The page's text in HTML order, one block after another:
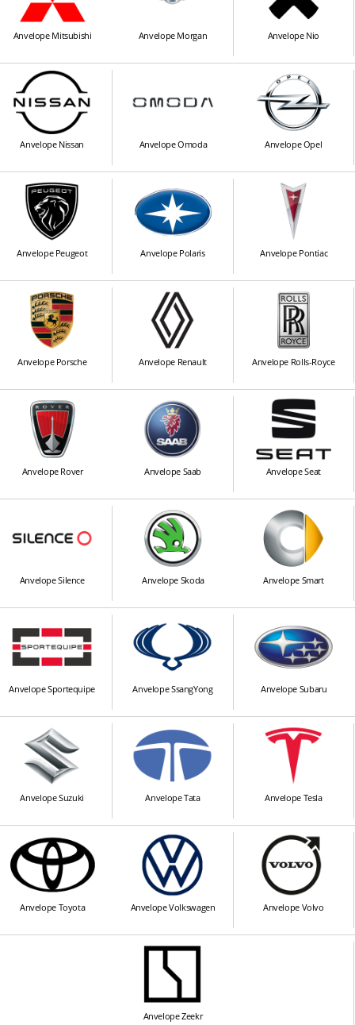
Anvelope Mitsubishi Anvelope Morgan Anvelope Nio
Anvelope Nissan Anvelope Omoda Anvelope Opel
Anvelope Peugeot Anvelope Polaris Anvelope Pontiac
Anvelope Porsche Anvelope Renault Anvelope Rolls-Royce
Anvelope Rover Anvelope Saab Anvelope Seat
Anvelope Silence Anvelope Skoda Anvelope Smart
Anvelope Sportequipe Anvelope SsangYong Anvelope Subaru
Anvelope Suzuki Anvelope Tata Anvelope Tesla
Anvelope Toyota Anvelope Volkswagen Anvelope Volvo
Anvelope Zeekr